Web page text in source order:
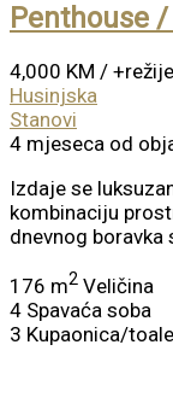
Penthouse
4,000 KM /
Husinjska
Stanovi
4 mjeseca od
Izdaje se
kombinaciju
dnevnog boravka
176 m2 Veličina
4 Spavaća soba
3 Kupaonica/